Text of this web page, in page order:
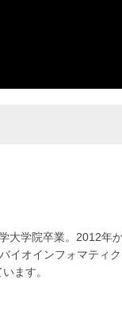
大学院卒業。2012年
イオインフォマティ
ます。